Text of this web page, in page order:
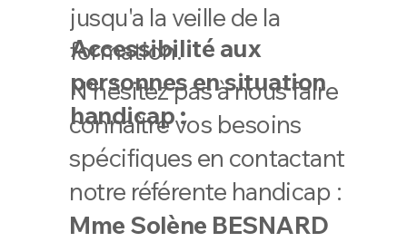
jusqu'a la veille de la
formation.
Accessibilité aux
personnes en situation
handicap :
N’hésitez pas à nous faire
connaître vos besoins
spécifiques en contactant
notre référente handicap :
Mme Solène BESNARD